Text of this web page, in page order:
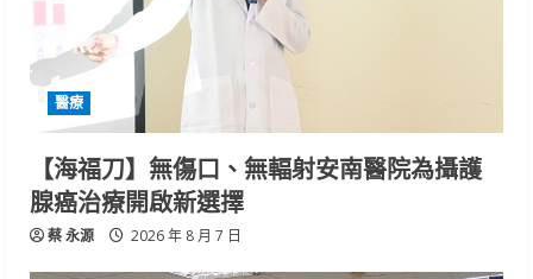
醫療
【海福刀】無傷口、無輻射安南醫院為攝護
腺癌治療開啟新選擇
蔡 永源 2026 年 8 月 7 日